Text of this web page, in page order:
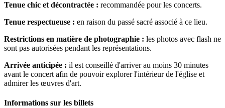
Tenue chic et décontractée : recommandée pour les concerts.
Tenue respectueuse : en raison du passé sacré associé à ce lieu.
Restrictions en matière de photographie : les photos avec flash ne
sont pas autorisées pendant les représentations.
Arrivée anticipée : il est conseillé d'arriver au moins 30 minutes
avant le concert afin de pouvoir explorer l'intérieur de l'église et
admirer les œuvres d'art.
Informations sur les billets